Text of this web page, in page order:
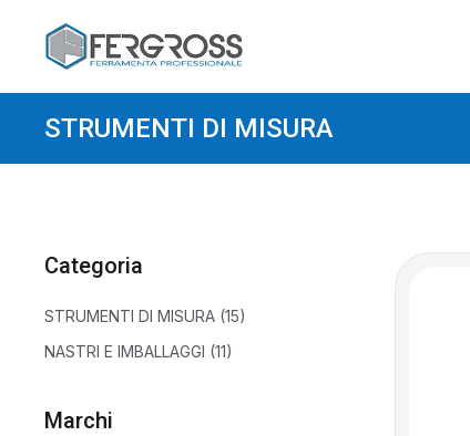
STRUMENTI DI MISURA
Categoria
Categoria
STRUMENTI DI MISURA (15)
NASTRI E IMBALLAGGI (11)
Marchi